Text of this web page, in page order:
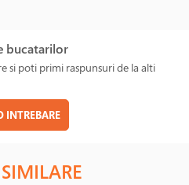
bucatarilor
si poti primi raspunsuri de la alti
INTREBARE
SIMILARE